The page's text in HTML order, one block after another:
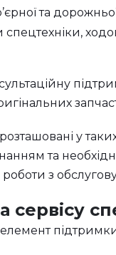
та
спецтехніки,
у
та
з
підтримки